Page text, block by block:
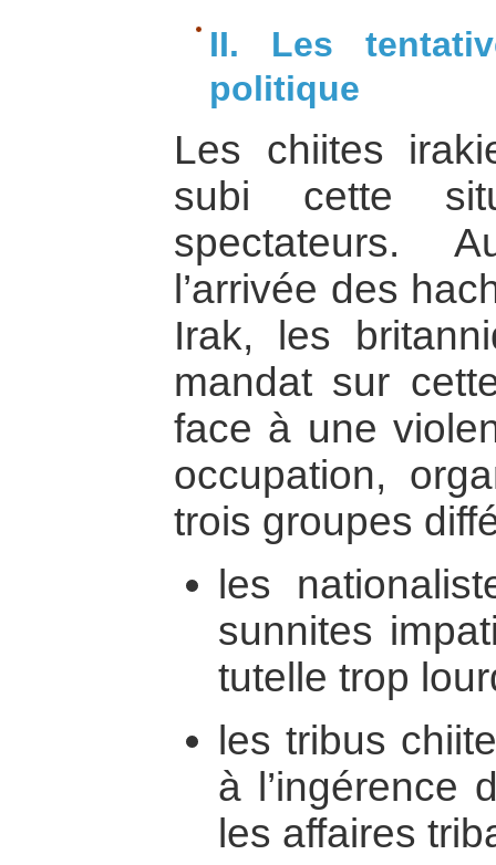
II. Les
politique
Les chiites
subi cette
spectateurs.
l’arrivée des
Irak, les
mandat sur
face à une
occupation,
trois groupes
les
sunnites
tutelle trop
les tribus
à l’ingérence
les affaires